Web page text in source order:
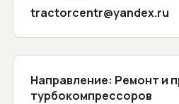
tractorcentr@yandex.ru
Направление: Ремонт и
турбокомпрессоров
Сайт